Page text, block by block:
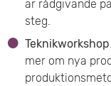
är rådgivande
steg.
Teknikworkshop
mer om nya